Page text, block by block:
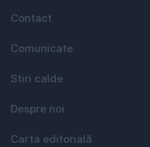
Contact
Comunicate
Stiri calde
Despre noi
Carta editorială